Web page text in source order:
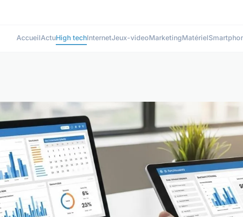
AccueilActuHigh techInternetJeux-videoMarketingMatériel